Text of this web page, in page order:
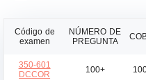
Código de
examen
NÚMERO DE
PREGUNTA
350-601
DCCOR
100+